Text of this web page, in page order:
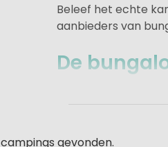
Beleef het echte
aanbieders van
De
Veel mensen
een ruime tent
comfortabeler.
échte bedden met
campings gevonden.